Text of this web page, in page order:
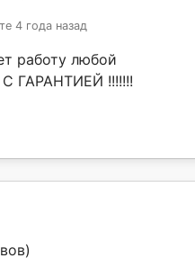
4 года назад
работу любой
ГАРАНТИЕЙ !!!!!!!